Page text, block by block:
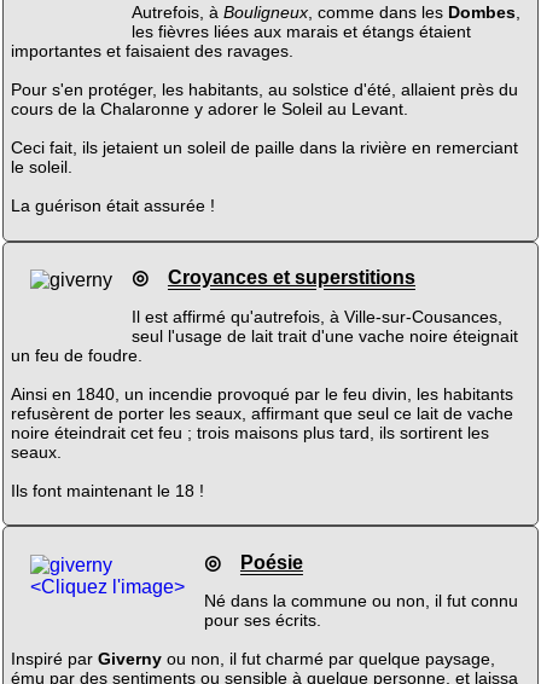
Autrefois, à Bouligneux, comme dans les Dombes,
les fièvres liées aux marais et étangs étaient
importantes et faisaient des ravages.
Pour s'en protéger, les habitants, au solstice d'été, allaient près du
cours de la Chalaronne y adorer le Soleil au Levant.
Ceci fait, ils jetaient un soleil de paille dans la rivière en remerciant
le soleil.
La guérison était assurée !
◎ Croyances et superstitions
Il est affirmé qu'autrefois, à Ville-sur-Cousances,
seul l'usage de lait trait d'une vache noire éteignait
un feu de foudre.
Ainsi en 1840, un incendie provoqué par le feu divin, les habitants
refusèrent de porter les seaux, affirmant que seul ce lait de vache
noire éteindrait cet feu ; trois maisons plus tard, ils sortirent les
seaux.
Ils font maintenant le 18 !
<Cliquez l'image>
◎ Poésie
Né dans la commune ou non, il fut connu
pour ses écrits.
Inspiré par Givernyou non, il fut charmé par quelque paysage,
ému par des sentiments ou sensible à quelque personne, et laissa